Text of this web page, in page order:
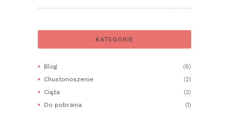
KATEGORIE
Blog
(6)
Chustonoszenie
(2)
Ciąża
(2)
Do pobrania
(1)